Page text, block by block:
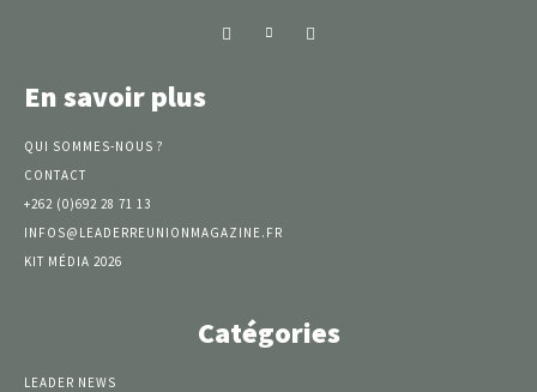
En savoir plus
QUI SOMMES-NOUS ?
CONTACT
+262 (0)692 28 71 13
INFOS@LEADERREUNIONMAGAZINE.FR
KIT MÉDIA 2026
Catégories
LEADER NEWS